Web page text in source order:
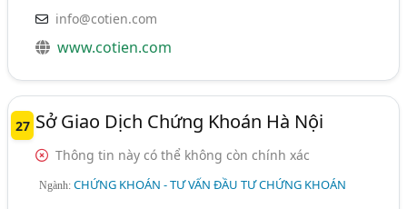
info@cotien.com
www.cotien.com
27 Sở Giao Dịch Chứng Khoán Hà Nội
Thông tin này có thể không còn chính xác
Ngành:CHỨNG KHOÁN - TƯ VẤN ĐẦU TƯ CHỨNG KHOÁN